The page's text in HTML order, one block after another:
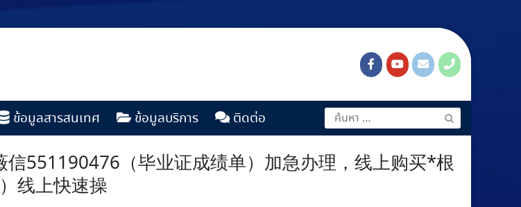
ข้อมูลสารสนเทศ ข้อมูลบริการ ติดต่อ
551190476（毕业证成绩单）加急办理，线上购买*根
线上快速操